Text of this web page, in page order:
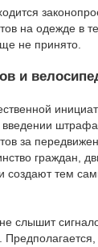
на одежде в
не принято.
и
введении
за
граждан,
создают тем
слышит